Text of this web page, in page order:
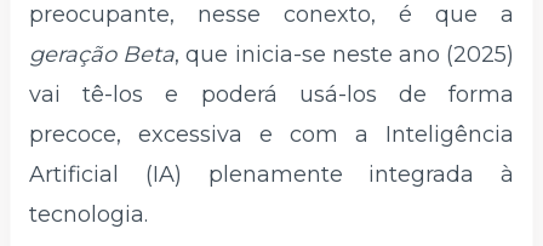
preocupante, nesse conexto, é que a
geração Beta, que inicia-se neste ano (2025)
vai tê-los e poderá usá-los de forma
precoce, excessiva e com a Inteligência
Artificial (IA) plenamente integrada à
tecnologia.